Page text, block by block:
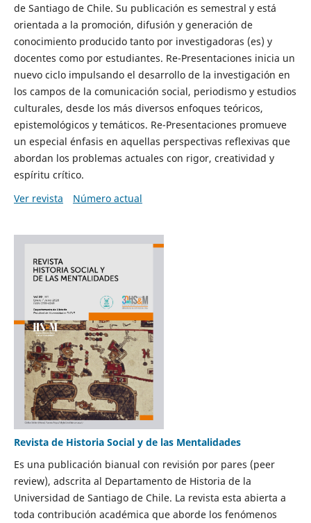
de Santiago de Chile. Su publicación es semestral y está
orientada a la promoción, difusión y generación de
conocimiento producido tanto por investigadoras (es) y
docentes como por estudiantes. Re-Presentaciones inicia un
nuevo ciclo impulsando el desarrollo de la investigación en
los campos de la comunicación social, periodismo y estudios
culturales, desde los más diversos enfoques teóricos,
epistemológicos y temáticos. Re-Presentaciones promueve
un especial énfasis en aquellas perspectivas reflexivas que
abordan los problemas actuales con rigor, creatividad y
espíritu crítico.
Ver revista
Número actual
Revista de Historia Social y de las Mentalidades
Es una publicación bianual con revisión por pares (peer
review), adscrita al Departamento de Historia de la
Universidad de Santiago de Chile. La revista esta abierta a
toda contribución académica que aborde los fenómenos